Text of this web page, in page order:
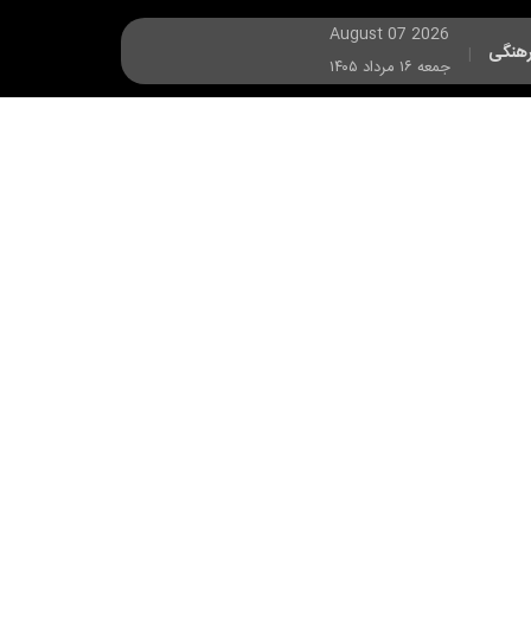
|
August 07 2026
جمعه ۱۶ مرداد ۱۴۰۵